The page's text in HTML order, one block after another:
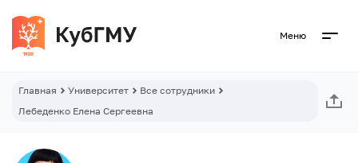
Меню
Главная Университет
Все сотрудники
Лебеденко Елена Сергеевна